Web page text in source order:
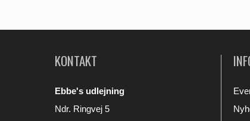
KONTAKT
Ebbe's udlejning
Ndr. Ringvej 5